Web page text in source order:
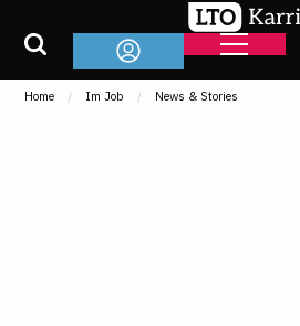
Home Im Job News & Stories